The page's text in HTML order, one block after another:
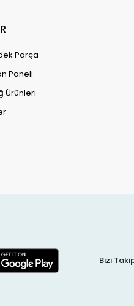
Parça
Paneli
Ürünleri
Bizi